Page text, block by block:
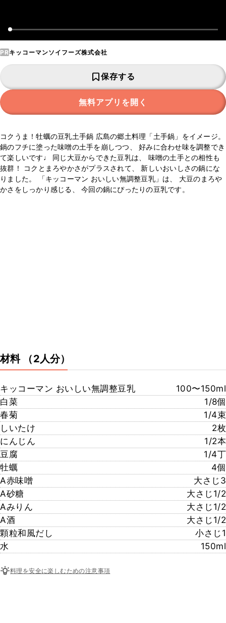
PRキッコーマンソイフーズ株式会社
保存する
無料アプリを開く
コクうま！牡蠣の豆乳土手鍋 広島の郷土料理「土手鍋」をイメージ。
鍋のフチに塗った味噌の土手を崩しつつ、 好みに合わせ味を調整でき
て楽しいです♩ 同じ大豆からできた豆乳は、 味噌の土手との相性も
抜群！ コクとまろやかさがプラスされて、 新しいおいしさの鍋にな
りました。 「キッコーマン おいしい無調整豆乳」は、 大豆のまろや
かさをしっかり感じる、 今回の鍋にぴったりの豆乳です。
材料 （2人分）
キッコーマン おいしい無調整豆乳
100〜150ml
白菜
1/8個
春菊
1/4束
しいたけ
2枚
にんじん
1/2本
豆腐
1/4丁
牡蠣
4個
A赤味噌
大さじ3
A砂糖
大さじ1/2
Aみりん
大さじ1/2
A酒
大さじ1/2
顆粒和風だし
小さじ1
水
150ml
料理を安全に楽しむための注意事項